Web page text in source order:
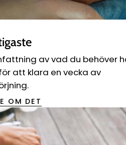
av vad du behöver
att klara en vecka av
OM DET